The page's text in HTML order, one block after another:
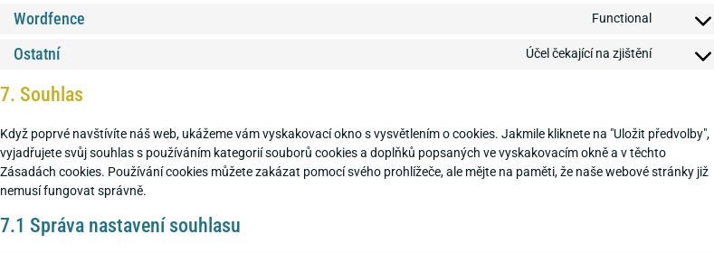
Wordfence Functional
Ostatní Účel čekající na zjištění
7. Souhlas
Když poprvé navštívíte náš web, ukážeme vám vyskakovací okno s vysvětlením o cookies. Jakmile kliknete na "Uložit předvolby",
vyjadřujete svůj souhlas s používáním kategorií souborů cookies a doplňků popsaných ve vyskakovacím okně a v těchto
Zásadách cookies. Používání cookies můžete zakázat pomocí svého prohlížeče, ale mějte na paměti, že naše webové stránky již
nemusí fungovat správně.
7.1 Správa nastavení souhlasu